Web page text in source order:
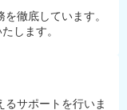
徹底しています。
します。
サポートを⾏いま